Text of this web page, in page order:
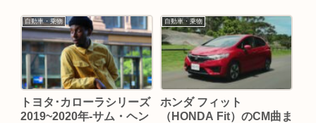
自動車・乗物
トヨタ･カローラシリーズ
2019~2020年-サム・ヘン
自動車・乗物
ホンダ フィット
（HONDA Fit）のCM曲ま